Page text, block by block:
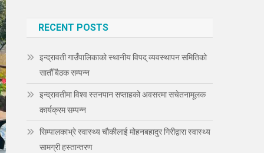
RECENT POSTS
इन्द्रावती गाउँपालिकाको स्थानीय विपद् व्यवस्थापन समितिको
सातौँ बैठक सम्पन्न
इन्द्रावतीमा विश्व स्तनपान सप्ताहको अवसरमा सचेतनामूलक
कार्यक्रम सम्पन्न
सिम्पालकाभ्रे स्वास्थ्य चौकीलाई मोहनबहादुर गिरीद्वारा स्वास्थ्य
सामग्री हस्तान्तरण